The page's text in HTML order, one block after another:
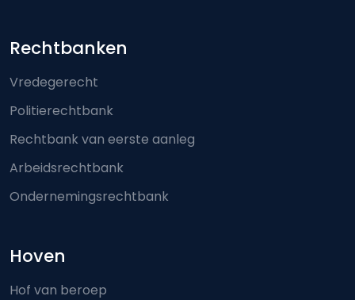
Footer-menu
Rechtbanken
Vredegerecht
Politierechtbank
Rechtbank van eerste aanleg
Arbeidsrechtbank
Ondernemingsrechtbank
Hoven
Hof van beroep